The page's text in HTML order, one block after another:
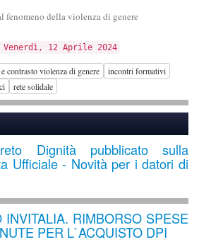
fenomeno della violenza di genere
12 Aprile 2024
contrasto violenza di genere
incontri formativi
rete solidale
Dignità pubblicato sulla
Ufficiale - Novità per i datori di
INVITALIA. RIMBORSO SPESE
PER L`ACQUISTO DPI